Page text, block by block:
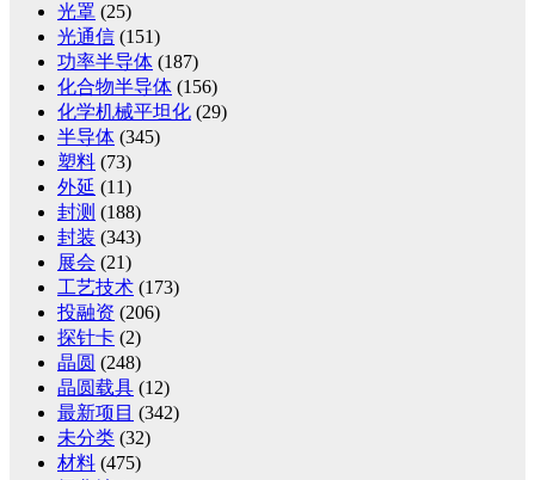
光罩 (25)
光通信 (151)
功率半导体 (187)
化合物半导体 (156)
化学机械平坦化 (29)
半导体 (345)
塑料 (73)
外延 (11)
封测 (188)
封装 (343)
展会 (21)
工艺技术 (173)
投融资 (206)
探针卡 (2)
晶圆 (248)
晶圆载具 (12)
最新项目 (342)
未分类 (32)
材料 (475)